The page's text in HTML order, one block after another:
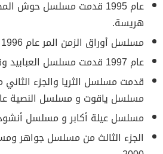
عام 1995 قدمت مسلسل حوش
هريسة.
مسلسل أوراق الزمن المر عام 1996 وقامت فيه بدور وصال.
عام 1997 قدمت مسلسل العبابيد وقامت فيه بدور قمرا.
قدمت مسلسل الثريا والجزء
مسلسل ياقوت و مسلسل النصية عام
مسلسل عيلة أكابر و مسلسل أنشودة
الجزء الثالث من مسلسل جواهر